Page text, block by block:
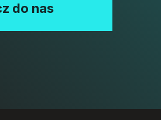
do nas